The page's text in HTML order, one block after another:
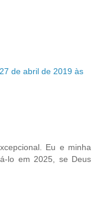
27 de abril de 2019 às
Eu e minha
lo em 2025, se Deus